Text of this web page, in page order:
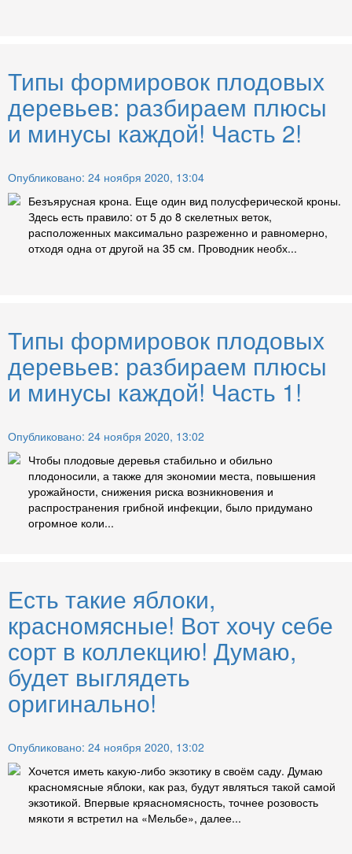
Типы формировок плодовых
деревьев: разбираем плюсы
и минусы каждой! Часть 2!
Опубликовано: 24 ноября 2020, 13:04
Безъярусная крона. Еще один вид полусферической кроны.
Здесь есть правило: от 5 до 8 скелетных веток,
расположенных максимально разреженно и равномерно,
отходя одна от другой на 35 см. Проводник необх...
Типы формировок плодовых
деревьев: разбираем плюсы
и минусы каждой! Часть 1!
Опубликовано: 24 ноября 2020, 13:02
Чтобы плодовые деревья стабильно и обильно
плодоносили, а также для экономии места, повышения
урожайности, снижения риска возникновения и
распространения грибной инфекции, было придумано
огромное коли...
Есть такие яблоки,
красномясные! Вот хочу себе
сорт в коллекцию! Думаю,
будет выглядеть
оригинально!
Опубликовано: 24 ноября 2020, 13:02
Хочется иметь какую-либо экзотику в своём саду. Думаю
красномясные яблоки, как раз, будут являться такой самой
экзотикой. Впервые кряасномясность, точнее розовость
мякоти я встретил на «Мельбе», далее...